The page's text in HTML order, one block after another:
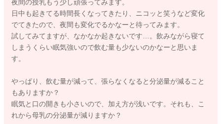
たくさん飲めるようになってきますので、少し夜間授乳の間隔
は空けていただいていい時期になってくると思います。今の時
期には、夜中にお子さんが起きなくても、起こして飲ませてい
ただく方が安心と思います。起こし方についてですが、よくあ
る起こし方ですと、足の裏を刺激したり、背中を刺激したりす
ることで起きてくれることが多いです。力加減としては、足の
サージのように圧迫していただくといいかもしれませんね。マ
マさんの爪の先が白くなるくらいの力加減でいいかと思います
よ。お背中も同じような力加減で、少し背骨に沿ってマッサー
ジするようになさるといいかと思います。オムツ替えをする
夜間の授乳もう少し頑張ってみます。
日中も起きてる時間長くなってきたり、ニコッと笑うなど変化
でてきたので、夜間も変化でるかなーと待ってみます。
試してみてますが、なかなか起きないです…。飲みながら寝て
しまうくらい眠気強いので飲む量も少ないのかなーと思いま
す。
やっぱり、飲む量が減って、張らなくなると分泌量が減ること
もありますか？
眠気と口の開きも小さいので、加え方が浅いです。それも、こ
れから母乳の分泌量が減りますか？